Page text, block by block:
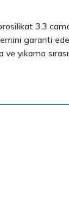
3.3
garanti
yıkama